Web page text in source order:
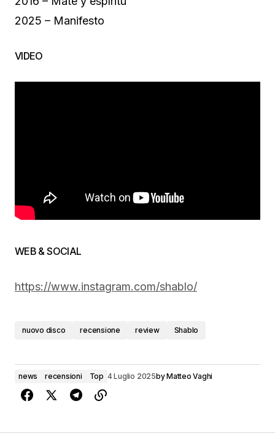
2025 – Manifesto
VIDEO
WEB & SOCIAL
https://www.instagram.com/shablo/
nuovo disco recensione review Shablo
news recensioni Top 4 Luglio 2025byMatteo Vaghi